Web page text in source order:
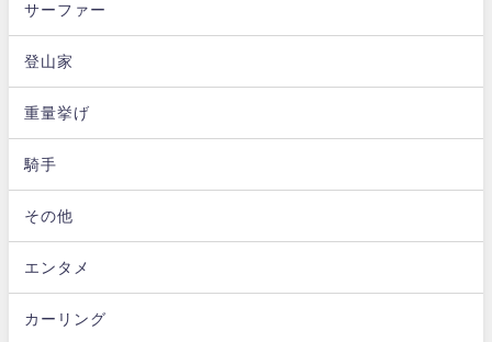
サーファー
登山家
重量挙げ
騎手
その他
エンタメ
カーリング